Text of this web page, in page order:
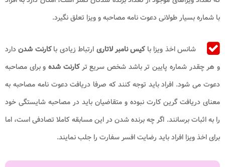
با شماره بسیار طولانی دعوت نامه مصاحبه و ویزا تعلق نگیرد.
شانس اخذ ویزا باکیس نامبر لاتاری ارتباط زیادی باکارنت شدندارد
و هر چقدر شماره پایین تر باشد شخص سریع ترکارنت شدهو برای مصاحبه
دعوت می شود. افراد باید توجه کنند که صرفا دریافت دعوت نامه مصاحبه به
معنای دریافت گرین کارت نبوده و متقاضیان باید در مصاحبه شایستگی خود
را به اثبات برسانند. اگر چه برنده شدن در این مسابقه کاملا تصادفی است، اما
برای اخذ ویزا افراد باید رضایت افسر سفارت را جلب نمایند.